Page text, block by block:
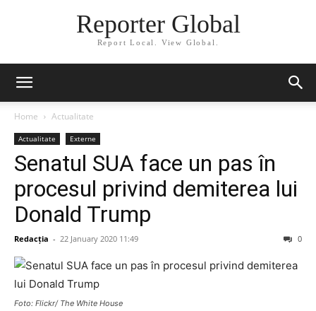
Reporter Global
Report Local. View Global.
Home Actualitate
Actualitate Externe
Senatul SUA face un pas în
procesul privind demiterea lui
Donald Trump
Redacția - 22 January 2020 11:49 0
Foto: Flickr/ The White House